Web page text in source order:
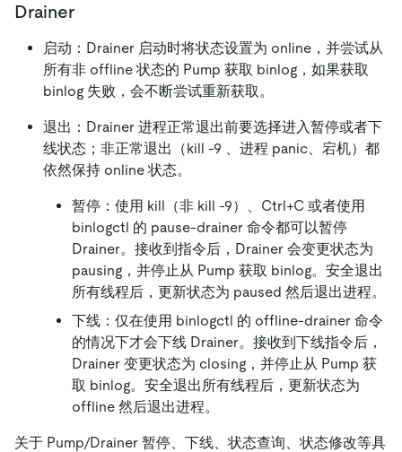
Drainer
启动：Drainer 启动时将状态设置为 online，并尝试从
所有非 offline 状态的 Pump 获取 binlog，如果获取
binlog 失败，会不断尝试重新获取。
退出：Drainer 进程正常退出前要选择进入暂停或者下
线状态；非正常退出（kill -9 、进程 panic、宕机）都
依然保持 online 状态。
暂停：使用 kill（非 kill -9）、Ctrl+C 或者使用
binlogctl 的 pause-drainer 命令都可以暂停
Drainer。接收到指令后，Drainer 会变更状态为
pausing，并停止从 Pump 获取 binlog。安全退出
所有线程后，更新状态为 paused 然后退出进程。
下线：仅在使用 binlogctl 的 offline-drainer 命令
的情况下才会下线 Drainer。接收到下线指令后，
Drainer 变更状态为 closing，并停止从 Pump 获
取 binlog。安全退出所有线程后，更新状态为
offline 然后退出进程。
关于 Pump/Drainer 暂停、下线、状态查询、状态修改等具